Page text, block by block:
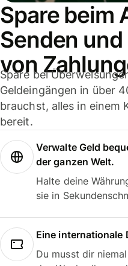
Spare beim
Senden
von
Spare bei
Geldeingängen in über
brauchst, alles in einem
bereit.
Verwalte Geld
der ganzen Welt.
Halte deine
sie in
Eine internationale
Du musst dir